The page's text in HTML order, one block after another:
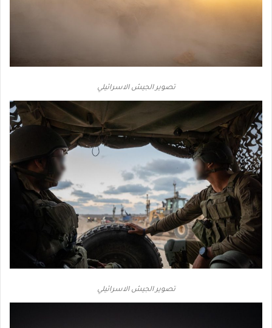
تصوير الجيش الاسرائيلي
تصوير الجيش الاسرائيلي